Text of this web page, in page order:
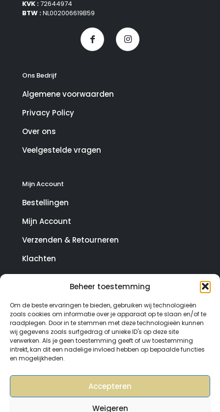
Beheer toestemming
Om de beste ervaringen te bieden, gebruiken wij technologieën
zoals cookies om informatie over je apparaat op te slaan en/of te
raadplegen. Door in te stemmen met deze technologieën kunnen
wij gegevens zoals surfgedrag of unieke ID's op deze site
verwerken. Als je geen toestemming geeft of uw toestemming
intrekt, kan dit een nadelige invloed hebben op bepaalde functies
en mogelijkheden.
Accepteren
Weigeren
KVK :72644974
BTW :NL002006619B59
Ons Bedrijf
Algemene voorwaarden
Privacy Policy
Over ons
Veelgestelde vragen
Mijn Account
Bestellingen
Mijn Account
Verzenden & Retourneren
Klachten
© Copyright SterrenHosting 2021-2026 - In opdracht
van Lynaly.nl